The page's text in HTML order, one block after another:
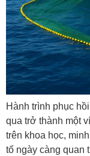
Hành trình phục
qua trở thành một
trên khoa học,
tố ngày càng quan